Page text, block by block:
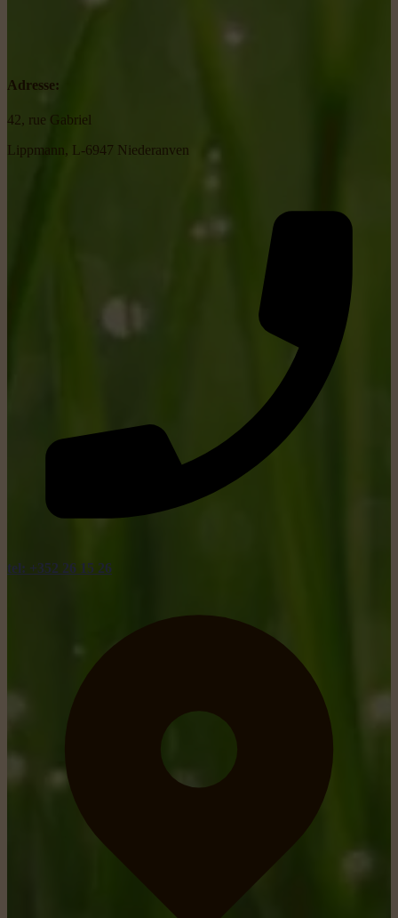
Adresse:
42, rue Gabriel
Lippmann, L-6947 Niederanven
tel: +352 26 15 26